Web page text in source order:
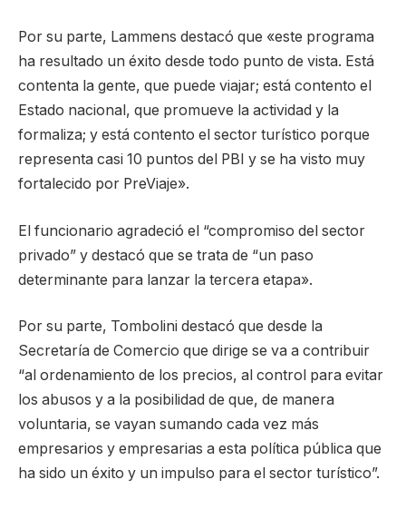
Por su parte, Lammens destacó que «este programa
ha resultado un éxito desde todo punto de vista. Está
contenta la gente, que puede viajar; está contento el
Estado nacional, que promueve la actividad y la
formaliza; y está contento el sector turístico porque
representa casi 10 puntos del PBI y se ha visto muy
fortalecido por PreViaje».
El funcionario agradeció el “compromiso del sector
privado” y destacó que se trata de “un paso
determinante para lanzar la tercera etapa».
Por su parte, Tombolini destacó que desde la
Secretaría de Comercio que dirige se va a contribuir
“al ordenamiento de los precios, al control para evitar
los abusos y a la posibilidad de que, de manera
voluntaria, se vayan sumando cada vez más
empresarios y empresarias a esta política pública que
ha sido un éxito y un impulso para el sector turístico”.